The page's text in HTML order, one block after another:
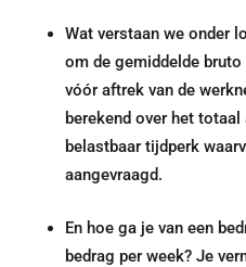
Wat verstaan we onder
om de gemiddelde
vóór aftrek van de
berekend over het
belastbaar tijdperk
aangevraagd.
En hoe ga je van een
bedrag per week? Je